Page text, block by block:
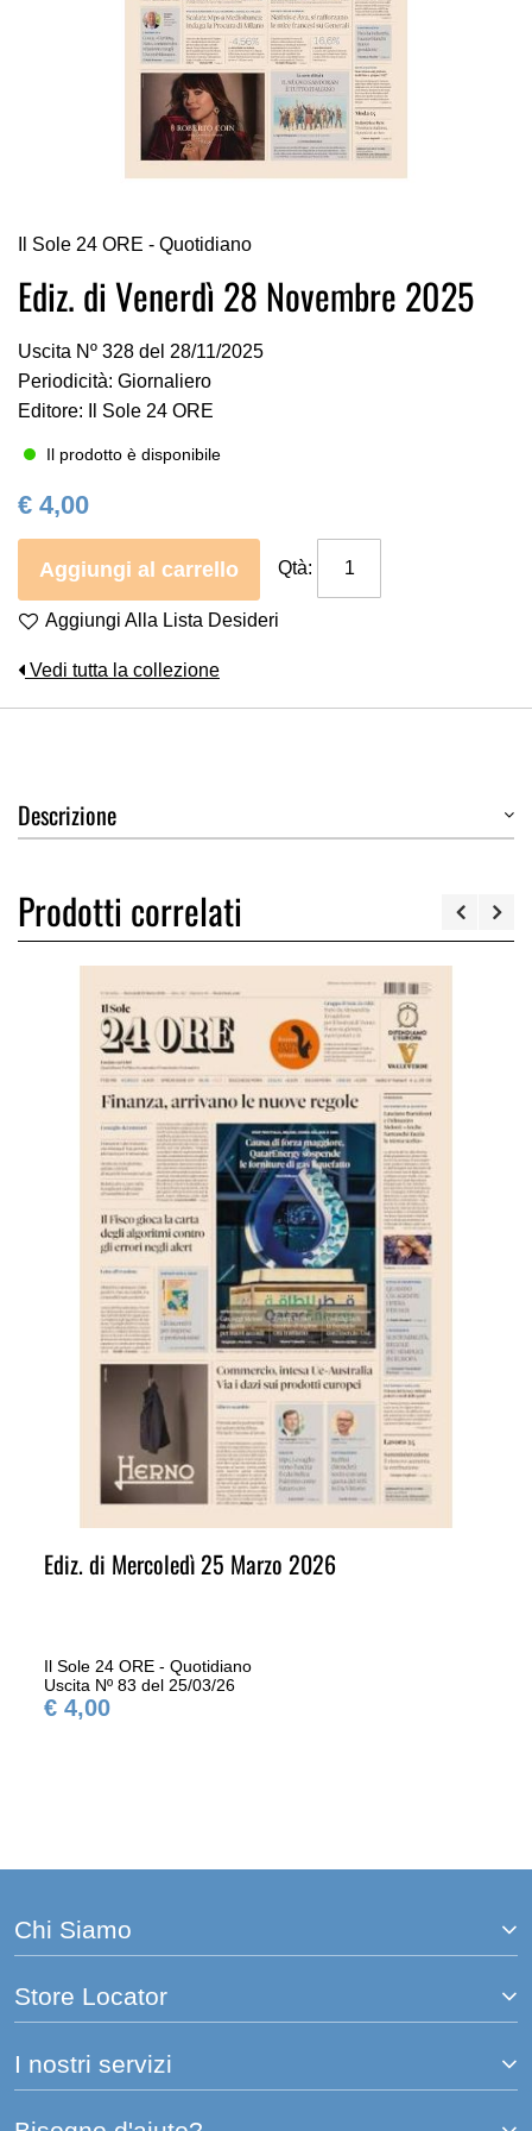
all'inizio
della
galleria
immagini
Il Sole 24 ORE - Quotidiano
Ediz. di Venerdì 28 Novembre 2025
Uscita Nº 328 del 28/11/2025
Periodicità: Giornaliero
Editore: Il Sole 24 ORE
Il prodotto è disponibile
€ 4,00
Aggiungi al carrello Qtà:
Aggiungi Alla Lista Desideri
Vedi tutta la collezione
Descrizione
Prodotti correlati
Ediz. di Mercoledì 25 Marzo 2026
Il Sole 24 ORE - Quotidiano
Uscita Nº 83 del 25/03/26
€ 4,00
Chi Siamo
Store Locator
I nostri servizi